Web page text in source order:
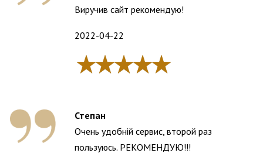
Виручив сайт рекомендую!
2022-04-22
Степан
Очень удобній сервис, второй раз
пользуюсь. РЕКОМЕНДУЮ!!!